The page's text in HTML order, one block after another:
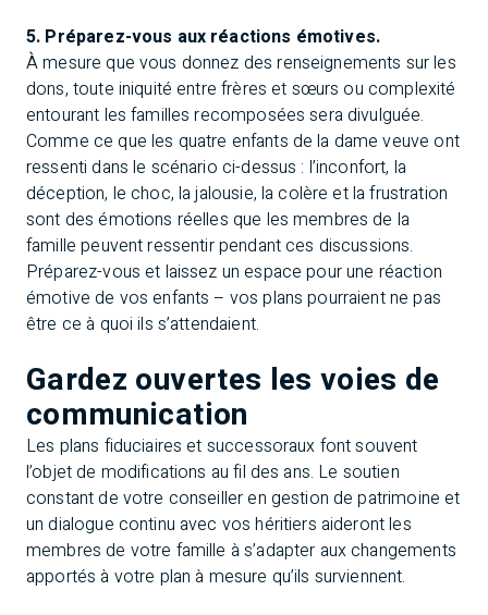
5. Préparez-vous aux réactions émotives.
À mesure que vous donnez des renseignements sur les
dons, toute iniquité entre frères et sœurs ou complexité
entourant les familles recomposées sera divulguée.
Comme ce que les quatre enfants de la dame veuve ont
ressenti dans le scénario ci-dessus : l’inconfort, la
déception, le choc, la jalousie, la colère et la frustration
sont des émotions réelles que les membres de la
famille peuvent ressentir pendant ces discussions.
Préparez-vous et laissez un espace pour une réaction
émotive de vos enfants – vos plans pourraient ne pas
être ce à quoi ils s’attendaient.
Gardez ouvertes les voies de
communication
Les plans fiduciaires et successoraux font souvent
l’objet de modifications au fil des ans. Le soutien
constant de votre conseiller en gestion de patrimoine et
un dialogue continu avec vos héritiers aideront les
membres de votre famille à s’adapter aux changements
apportés à votre plan à mesure qu’ils surviennent.